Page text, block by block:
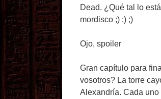
Dead. ¿Qué tal lo
mordisco ;) ;) ;)
Ojo, spoiler
Gran capítulo para
vosotros? La torre
Alexandría. Cada